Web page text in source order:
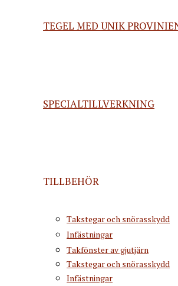
TEGEL MED UNIK
SPECIALTILLVERKNING
TILLBEHÖR
Takstegar och snörasskydd
Infästningar
Takfönster av gjutjärn
Takstegar och snörasskydd
Infästningar